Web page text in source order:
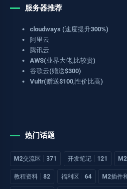
服务器推荐
cloudways (速度提升300%)
阿里云
腾讯云
AWS(业界大佬,比较贵)
谷歌云(赠送$300)
Vultr(赠送$100,性价比高)
热门话题
M2交流区 371 开发笔记 121
教程资料 82 福利区 64 M2插件